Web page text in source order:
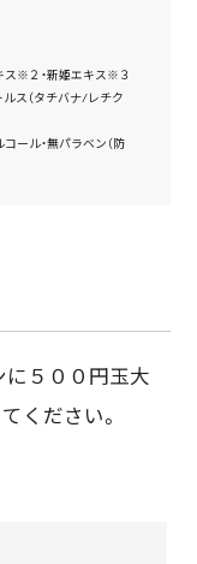
ス※２・新姫エキス※３
（タチバナ/レチク
ール・無パラベン（防
に５００円玉大
ください。